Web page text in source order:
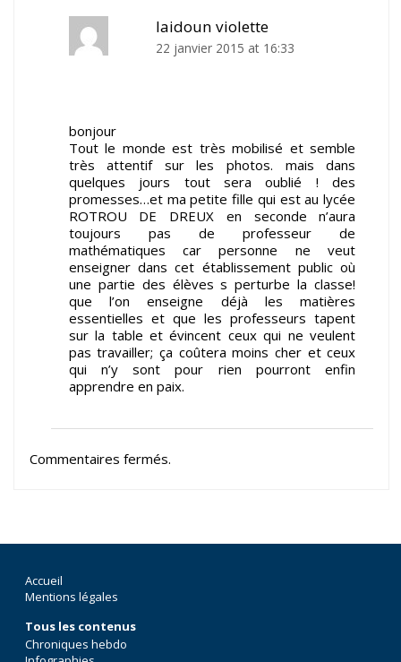
laidoun violette
22 janvier 2015 at 16:33
bonjour
Tout le monde est très mobilisé et semble
très attentif sur les photos. mais dans
quelques jours tout sera oublié ! des
promesses…et ma petite fille qui est au lycée
ROTROU DE DREUX en seconde n’aura
toujours pas de professeur de
mathématiques car personne ne veut
enseigner dans cet établissement public où
une partie des élèves s perturbe la classe!
que l’on enseigne déjà les matières
essentielles et que les professeurs tapent
sur la table et évincent ceux qui ne veulent
pas travailler; ça coûtera moins cher et ceux
qui n’y sont pour rien pourront enfin
apprendre en paix.
Commentaires fermés.
Accueil
Mentions légales
Tous les contenus
Chroniques hebdo